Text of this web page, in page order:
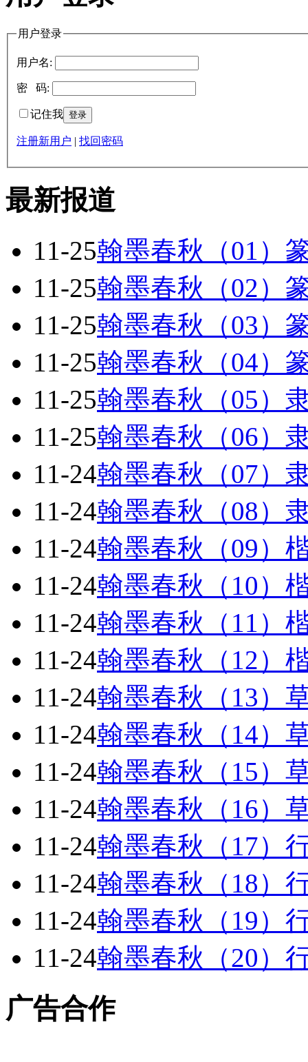
用户登录
用户名:
密 码:
记住我
注册新用户 找回密码
最新报道
11-25翰墨春秋（01）
11-25翰墨春秋（02）
11-25翰墨春秋（03）
11-25翰墨春秋（04）
11-25翰墨春秋（05）
11-25翰墨春秋（06）
11-24翰墨春秋（07）
11-24翰墨春秋（08）
11-24翰墨春秋（09）
11-24翰墨春秋（10）
11-24翰墨春秋（11）
11-24翰墨春秋（12）
11-24翰墨春秋（13）
11-24翰墨春秋（14）
11-24翰墨春秋（15）
11-24翰墨春秋（16）
11-24翰墨春秋（17）
11-24翰墨春秋（18）
11-24翰墨春秋（19）
11-24翰墨春秋（20）
广告合作